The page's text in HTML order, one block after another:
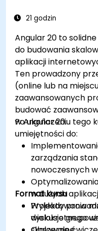
technicznych,
rzeczywistych
21 godzin
Angular 20 to
do budowania
aplikacji
Ten prowadzony
(online lub na
zaawansowanych
budować
w Angular 20.
Po ukończeniu tego
umiejętności do:
zarządzania
nowoczesnych
w dużych
Projektowania
wielokrotnego
Format kursu
Wykłady
dyskusje